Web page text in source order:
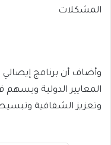
المشكلات
وأضاف أن برنامج إيصالي
المعايير الدولية ويسهم
وتعزيز الشفافية